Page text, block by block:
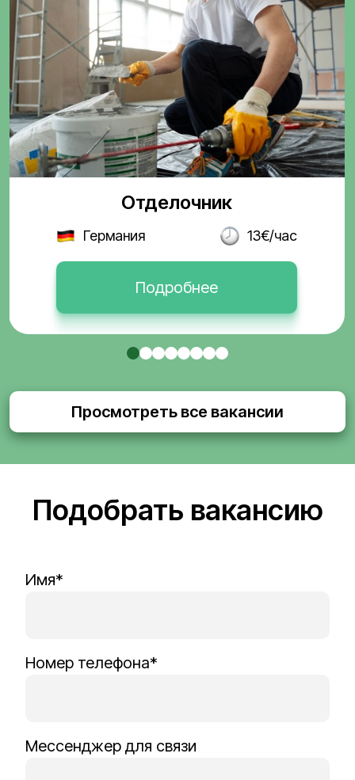
Отделочник
Германия 13€/час
Подробнее
Просмотреть все вакансии
Подобрать вакансию
Имя*
Номер телефона*
Мессенджер для связи